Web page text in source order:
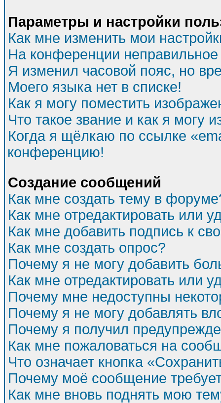
Параметры и настройки
Как мне изменить мои
На конференции
Я изменил часовой пояс, но
Моего языка нет в списке!
Как я могу поместить
Что такое звание и как я могу
Когда я щёлкаю по ссылке
конференцию!
Создание сообщений
Как мне создать тему в
Как мне отредактировать или
Как мне добавить подпись к
Как мне создать опрос?
Почему я не могу добавить
Как мне отредактировать или
Почему мне недоступны
Почему я не могу добавлять
Почему я получил
Как мне пожаловаться на
Что означает кнопка
Почему моё сообщение
Как мне вновь поднять мою